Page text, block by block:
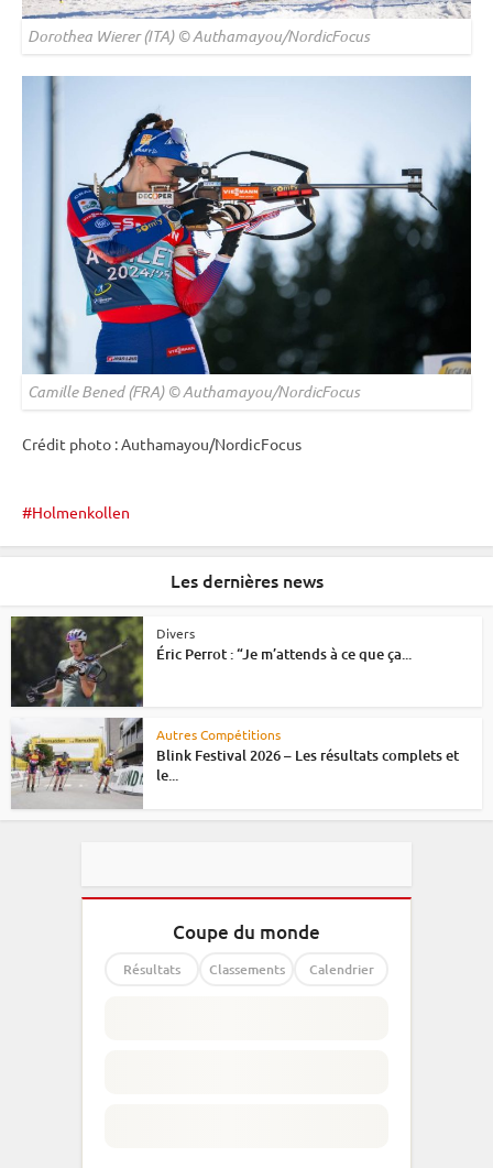
Dorothea Wierer (ITA) © Authamayou/NordicFocus
Camille Bened (FRA) © Authamayou/NordicFocus
Crédit photo : Authamayou/NordicFocus
Holmenkollen
Les dernières news
Divers
Éric Perrot : “Je m’attends à ce que ça...
Autres Compétitions
Blink Festival 2026 – Les résultats complets et
le...
Coupe du monde
Résultats Classements Calendrier